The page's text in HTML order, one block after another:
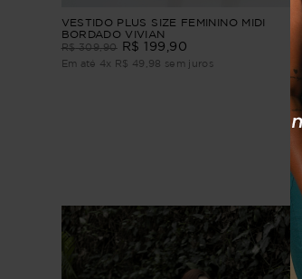
VESTIDO PLUS SIZE FEMININO MIDI
BORDADO VIVIAN
R$ 309,90 R$ 199 90
Em até 4x R$ 49 98 sem juros